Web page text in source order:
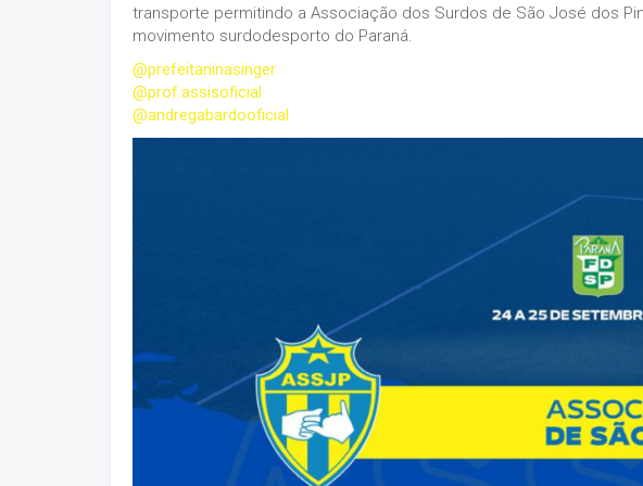
transporte permitindo a Associação dos Surdos de São José dos
movimento surdodesporto do Paraná.
@prefeitaninasinger
@prof.assisoficial
@andregabardooficial